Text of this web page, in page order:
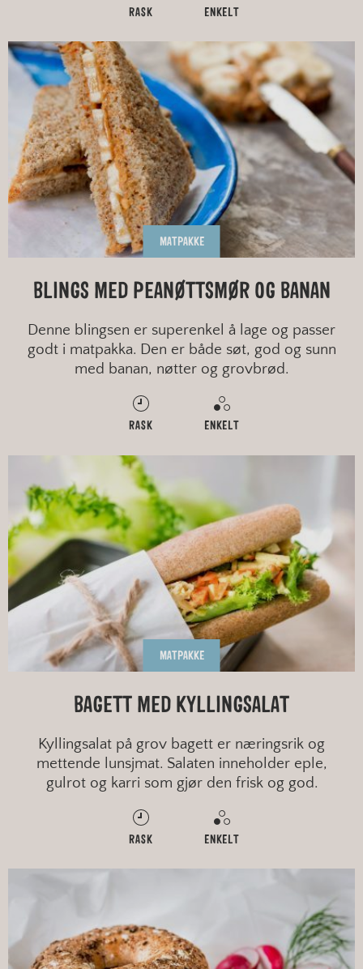
RASK ENKELT
MATPAKKE
BLINGS MED PEANØTTSMØR OG BANAN
Denne blingsen er superenkel å lage og passer
godt i matpakka. Den er både søt, god og sunn
med banan, nøtter og grovbrød.
RASK ENKELT
MATPAKKE
BAGETT MED KYLLINGSALAT
Kyllingsalat på grov bagett er næringsrik og
mettende lunsjmat. Salaten inneholder eple,
gulrot og karri som gjør den frisk og god.
RASK ENKELT